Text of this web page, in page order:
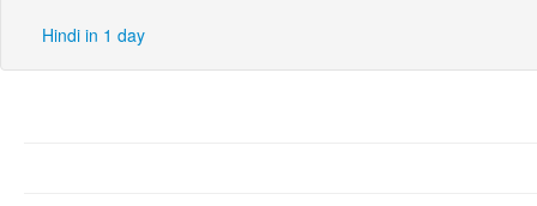
Hindi in 1 day